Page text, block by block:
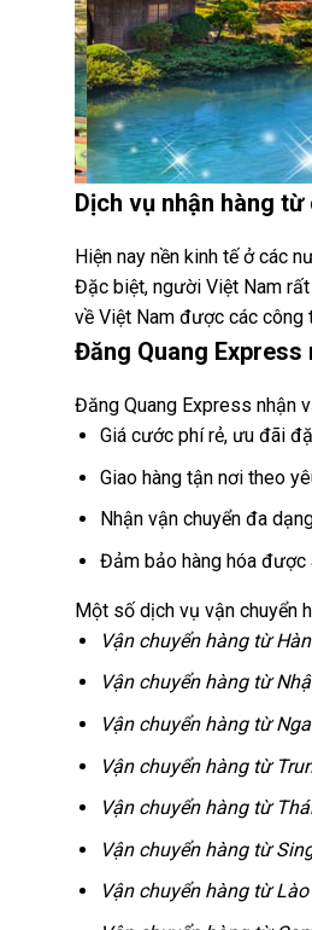
Dịch vụ nhận hàng
Hiện nay nền kinh tế ở các
Đặc biệt, người Việt Nam rất
về Việt Nam được các công
Đăng Quang
Đăng Quang Express nhận
Giá cước phí rẻ, ưu đãi
Giao hàng tận nơi theo
Nhận vận chuyển đa
Đảm bảo hàng hóa được
Một số dịch vụ vận chuyển
Vận chuyển hàng từ
Vận chuyển hàng từ
Vận chuyển hàng từ
Vận chuyển hàng từ
Vận chuyển hàng từ
Vận chuyển hàng từ
Vận chuyển hàng từ